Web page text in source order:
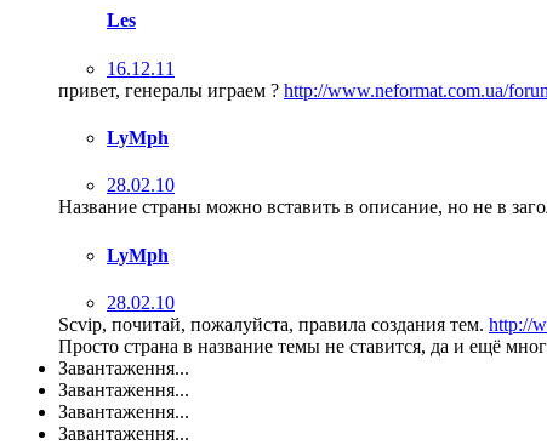
Les
16.12.11
привет, генералы играем ? http://www.neformat.com.ua/
LyMph
28.02.10
Название страны можно вставить в описание, но не в
LyMph
28.02.10
Scvip, почитай, пожалуйста, правила создания тем. http://
Просто страна в название темы не ставится, да и ещё
Завантаження...
Завантаження...
Завантаження...
Завантаження...